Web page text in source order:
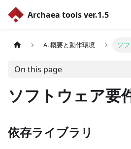
Archaea tools ver.1.5
A. 概要と動作環境 ソ
On this page
ソフトウェア要
依存ライブラリ